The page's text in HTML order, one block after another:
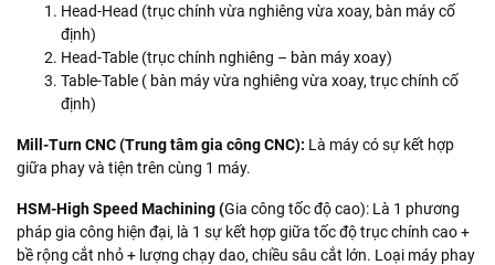
Head-Head (trục chính vừa nghiêng vừa xoay, bàn máy cố
định)
Head-Table (trục chính nghiêng – bàn máy xoay)
Table-Table ( bàn máy vừa nghiêng vừa xoay, trục chính cố
định)
Mill-Turn CNC (Trung tâm gia công CNC): Là máy có sự kết hợp
giữa phay và tiện trên cùng 1 máy.
HSM-High Speed Machining (Gia công tốc độ cao): Là 1 phương
pháp gia công hiện đại, là 1 sự kết hợp giữa tốc độ trục chính cao +
bề rộng cắt nhỏ + lượng chạy dao, chiều sâu cắt lớn. Loại máy phay